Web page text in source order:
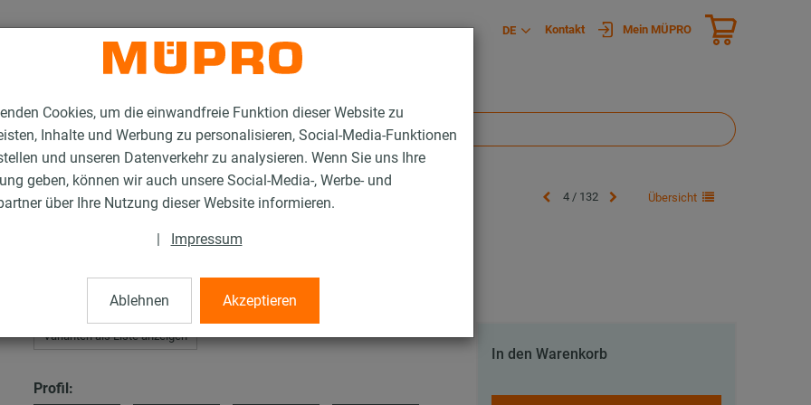
Cookies, um die einwandfreie Funktion dieser Website zu
Inhalte und Werbung zu personalisieren, Social-Media-Funktionen
und unseren Datenverkehr zu analysieren. Wenn Sie uns Ihre
geben, können wir auch unsere Social-Media-, Werbe- und
über Ihre Nutzung dieser Website informieren.
| Impressum
Ablehnen Akzeptieren
DE Kontakt Mein MÜPRO
Schienenkonsolen 4 / 132 Übersicht
Varianten als Liste anzeigen
Profil:
In den Warenkorb